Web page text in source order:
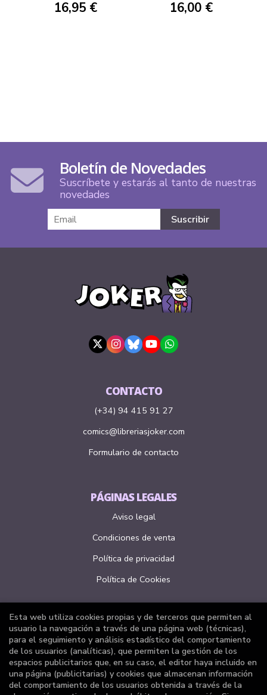
16,95 € 16,00 €
Boletín de Novedades
Suscríbete y estarás al tanto de nuestras
novedades
CONTACTO
(+34) 94 415 91 27
comics@libreriasjoker.com
Formulario de contacto
PÁGINAS LEGALES
Aviso legal
Condiciones de venta
Política de privacidad
Política de Cookies
ATENCIÓN AL CLIENTE
Quiénes somos
Pedidos especiales
Formulario de desistimiento
Esta web utiliza cookies propias y de terceros que permiten al
usuario la navegación a través de una página web (técnicas),
para el seguimiento y análisis estadístico del comportamiento
de los usuarios (analíticas), que permiten la gestión de los
espacios publicitarios que, en su caso, el editor haya incluido en
una página (publicitarias) y cookies que almacenan información
del comportamiento de los usuarios obtenida a través de la